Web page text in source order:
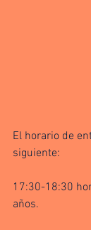
El horario de
siguiente:
17:30-18:30
años.